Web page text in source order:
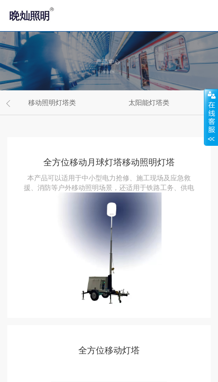
移动照明灯塔类 太阳能灯塔类
全方位移动月球灯塔移动照明灯塔
本产品可以适用于中小型电力抢修、施工现场及应急救
援、消防等户外移动照明场景，还适用于铁路工务、供电
全方位移动灯塔